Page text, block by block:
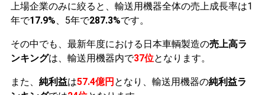
上場企業のみに絞ると、輸送用機器全体の売上成長率は1
年で17.9%、5年で287.3%です。
その中でも、最新年度における日本車輌製造の売上高ラ
ンキングは、輸送用機器内で37位となります。
また、 純利益は57.4億円 となり、輸送用機器の純利益ラ